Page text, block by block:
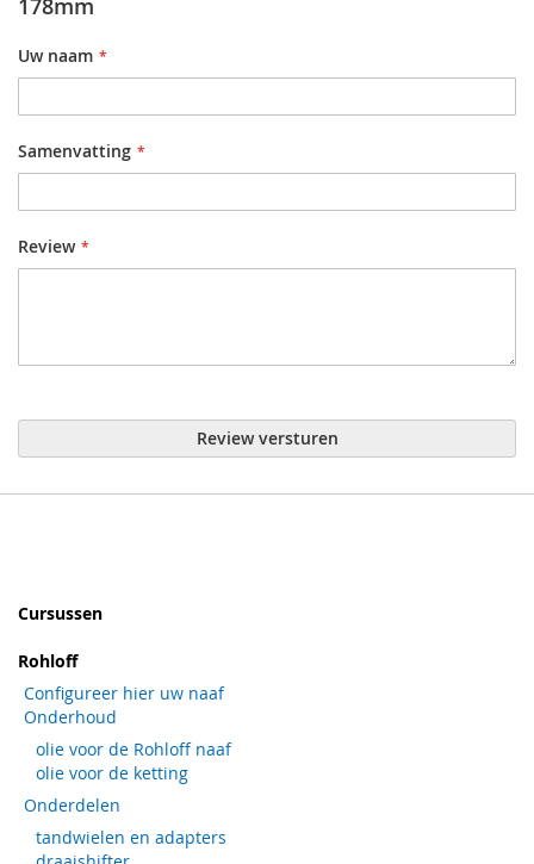
Uw naam
Samenvatting
Review
Review versturen
Cursussen
Rohloff
Configureer hier uw naaf
Onderhoud
olie voor de Rohloff naaf
olie voor de ketting
Onderdelen
tandwielen en adapters